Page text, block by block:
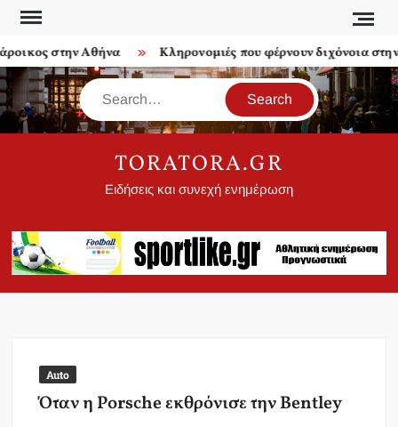
Skip
contentστην Αθήνα Κληρονομιές που φέρνουν διχόνοια στην
Search
TORATORA.GR
Ειδήσεις και συνεχή ενημέρωση
Auto
Όταν η Porsche εκθρόνισε την Bentley